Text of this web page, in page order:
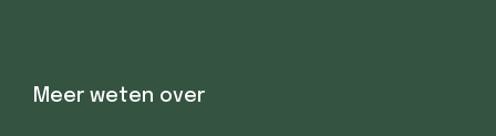
Meer weten over